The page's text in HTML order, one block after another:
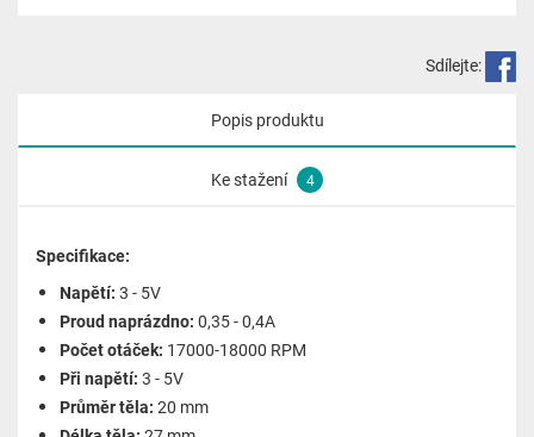
Sdílejte:
Popis produktu
Ke stažení 4
Specifikace:
Napětí: 3 - 5V
Proud naprázdno: 0,35 - 0,4A
Počet otáček: 17000-18000 RPM
Při napětí: 3 - 5V
Průměr těla: 20 mm